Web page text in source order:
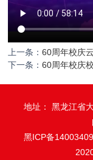
上一条：60周年校庆
下一条：60周年校庆
地址： 黑龙江省
黑ICP备14003409